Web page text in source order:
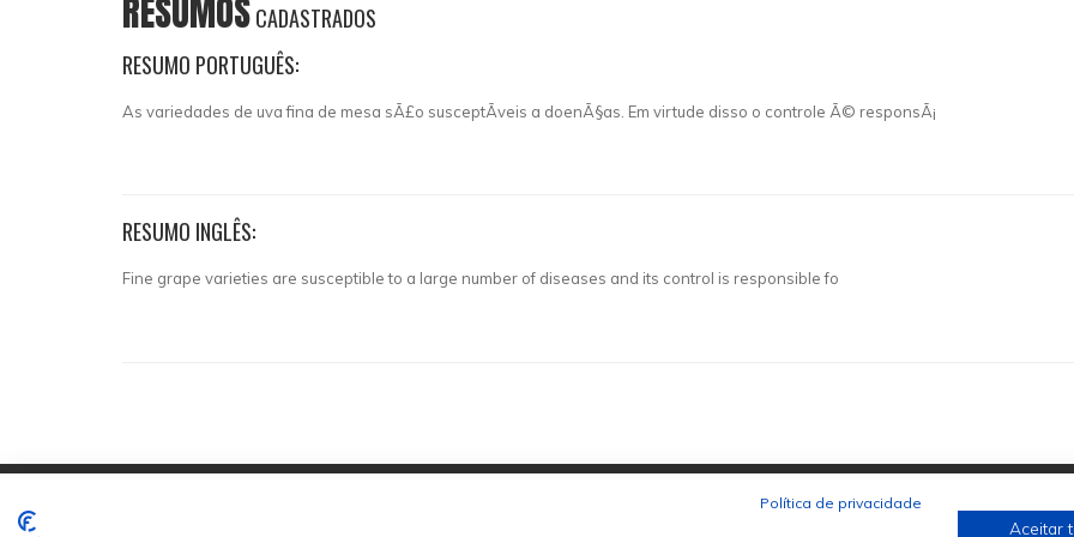
RESUMOSCADASTRADOS
RESUMO PORTUGUÊS:
As variedades de uva fina de mesa sÃ£o susceptÃ­veis a doenÃ§as. Em virtude disso o controle Ã© responsÃ¡
RESUMO INGLÊS:
Fine grape varieties are susceptible to a large number of diseases and its control is responsible fo
Política de privacidade
Aceitar